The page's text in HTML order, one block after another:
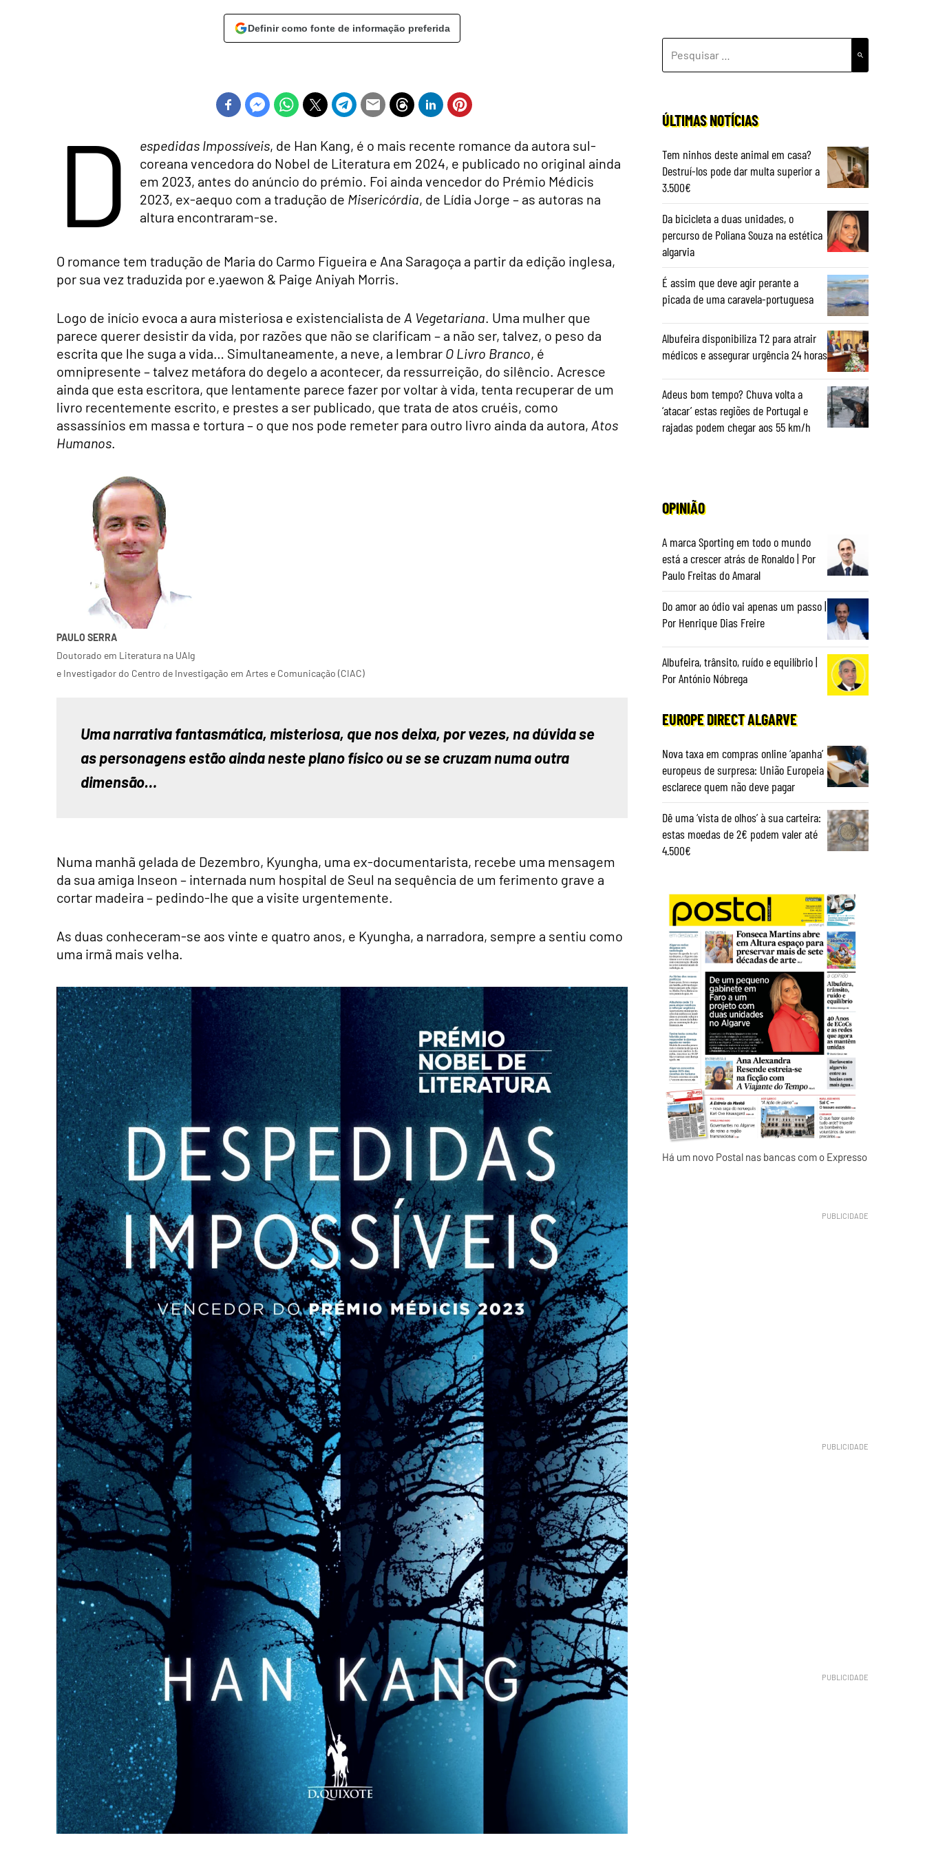
Definir como fonte de informação preferida
D espedidas Impossíveis, de Han Kang, é o mais recente romance da autora sul-
coreana vencedora do Nobel de Literatura em 2024, e publicado no original ainda
em 2023, antes do anúncio do prémio. Foi ainda vencedor do Prémio Médicis
2023, ex-aequo com a tradução de Misericórdia, de Lídia Jorge – as autoras na
altura encontraram-se.
O romance tem tradução de Maria do Carmo Figueira e Ana Saragoça a partir da edição inglesa,
por sua vez traduzida por e.yaewon & Paige Aniyah Morris.
Logo de início evoca a aura misteriosa e existencialista de A Vegetariana. Uma mulher que
parece querer desistir da vida, por razões que não se clarificam – a não ser, talvez, o peso da
escrita que lhe suga a vida… Simultaneamente, a neve, a lembrar O Livro Branco, é
omnipresente – talvez metáfora do degelo a acontecer, da ressurreição, do silêncio. Acresce
ainda que esta escritora, que lentamente parece fazer por voltar à vida, tenta recuperar de um
livro recentemente escrito, e prestes a ser publicado, que trata de atos cruéis, como
assassínios em massa e tortura – o que nos pode remeter para outro livro ainda da autora, Atos
Humanos.
PAULO SERRA
Doutorado em Literatura na UAlg
e Investigador do Centro de Investigação em Artes e Comunicação (CIAC)
Uma narrativa fantasmática, misteriosa, que nos deixa, por vezes, na dúvida se
as personagens estão ainda neste plano físico ou se se cruzam numa outra
dimensão…
Numa manhã gelada de Dezembro, Kyungha, uma ex-documentarista, recebe uma mensagem
da sua amiga Inseon – internada num hospital de Seul na sequência de um ferimento grave a
cortar madeira – pedindo-lhe que a visite urgentemente.
As duas conheceram-se aos vinte e quatro anos, e Kyungha, a narradora, sempre a sentiu como
uma irmã mais velha.
POR:
ÚLTIMAS NOTÍCIAS
Tem ninhos deste animal em casa?
Destruí-los pode dar multa superior a
3.500€
Da bicicleta a duas unidades, o
percurso de Poliana Souza na estética
algarvia
É assim que deve agir perante a
picada de uma caravela-portuguesa
Albufeira disponibiliza T2 para atrair
médicos e assegurar urgência 24 horas
Adeus bom tempo? Chuva volta a
‘atacar’ estas regiões de Portugal e
rajadas podem chegar aos 55 km/h
OPINIÃO
A marca Sporting em todo o mundo
está a crescer atrás de Ronaldo | Por
Paulo Freitas do Amaral
Do amor ao ódio vai apenas um passo |
Por Henrique Dias Freire
Albufeira, trânsito, ruído e equilíbrio |
Por António Nóbrega
EUROPE DIRECT ALGARVE
Nova taxa em compras online ‘apanha’
europeus de surpresa: União Europeia
esclarece quem não deve pagar
Dê uma ‘vista de olhos’ à sua carteira:
estas moedas de 2€ podem valer até
4.500€
Há um novo Postal nas bancas com o Expresso